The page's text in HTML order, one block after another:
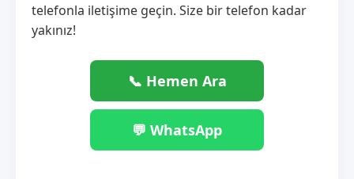
telefonla iletişime geçin. Size bir telefon kadar
yakınız!
📞 Hemen Ara
💬 WhatsApp